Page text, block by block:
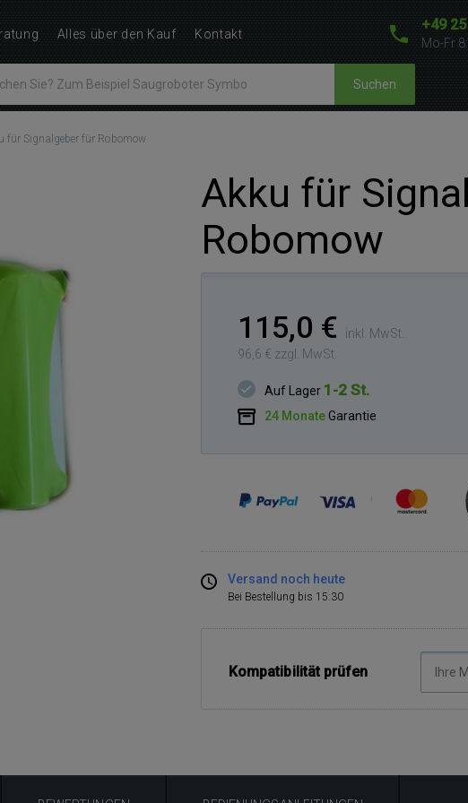
+49
Mo-Fr
Suchen
für Signalgeber für Robomow
Akku für
Robomow
115,0 €
inkl. MwSt.
96,6 € zzgl. MwSt.
Auf Lager 1-2 St.
24 MonateGarantie
Versand noch heute
Bei Bestellung bis 15:30
Kompatibilität prüfen
Alles über den Kauf Kontakt